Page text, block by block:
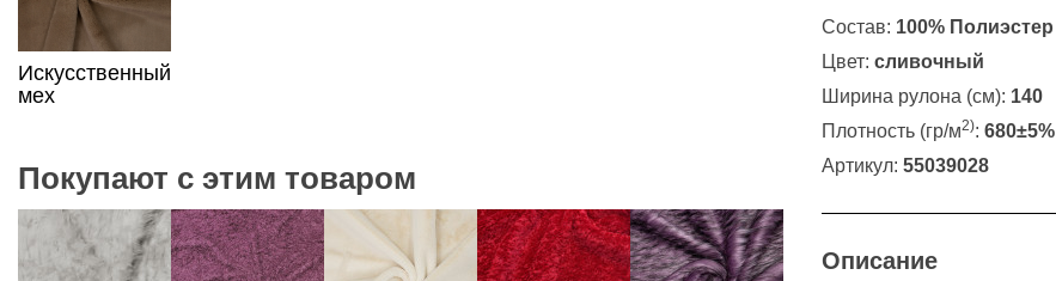
Состав: 100% Полиэстер
Цвет: сливочный
Ширина рулона (см): 140
Плотность (гр/м2): 680±5%
Артикул: 55039028
Описание
Искусственный
мех
Покупают с этим товаром